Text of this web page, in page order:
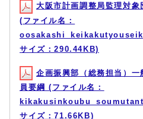
大阪市計画調整局監理対象
(ファイル名：
サイズ：290.44KB)
企画振興部（総務担当）
員要綱 (ファイル名：
サイズ：71.66KB)